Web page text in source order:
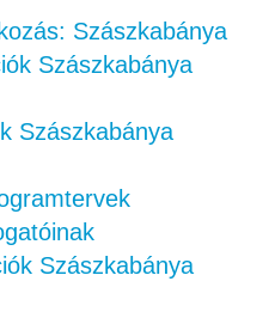
Szászkabánya
Szászkabánya
Szászkabánya
Szászkabánya